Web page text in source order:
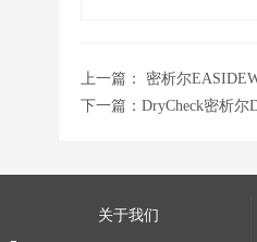
上一篇： 密析尔
下一篇： DryCheck密析尔
关于我们